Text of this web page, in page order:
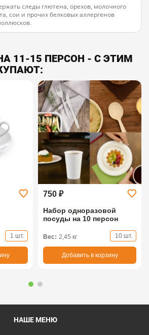
следы глютена, орехов, молочного
сои и прочих белковых аллергенов
11-15 ПЕРСОН - С ЭТИМ
1 шт.
750 ₽
Набор одноразовой
посуды на 10 персон
Вес: 2,45 кг 10 шт.
Добавить в корзину
НАШЕ МЕНЮ